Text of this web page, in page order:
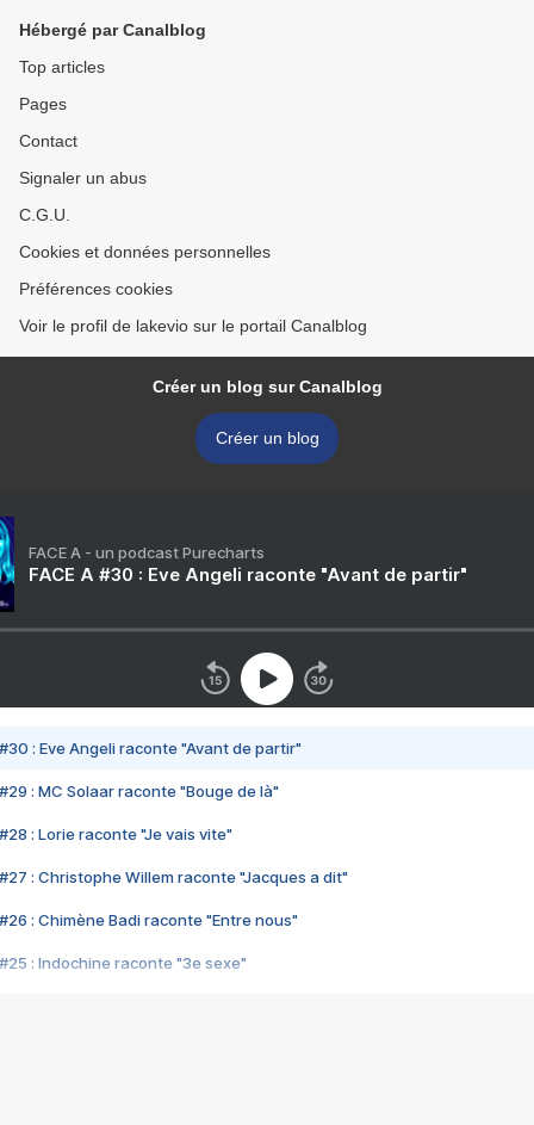
Hébergé par Canalblog
Top articles
Pages
Contact
Signaler un abus
C.G.U.
Cookies et données personnelles
Préférences cookies
Voir le profil de lakevio sur le portail Canalblog
Créer un blog sur Canalblog
Créer un blog
FACE A - un podcast Purecharts
FACE A #30 : Eve Angeli raconte "Avant de partir"
#30 : Eve Angeli raconte "Avant de partir"
#29 : MC Solaar raconte "Bouge de là"
#28 : Lorie raconte "Je vais vite"
#27 : Christophe Willem raconte "Jacques a dit"
#26 : Chimène Badi raconte "Entre nous"
#25 : Indochine raconte "3e sexe"